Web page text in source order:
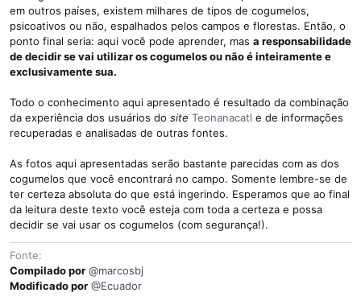
em outros países, existem milhares de tipos de cogumelos,
psicoativos ou não, espalhados pelos campos e florestas. Então, o
ponto final seria: aqui você pode aprender, mas a responsabilidade
de decidir se vai utilizar os cogumelos ou não é inteiramente e
exclusivamente sua.
Todo o conhecimento aqui apresentado é resultado da combinação
da experiência dos usuários do site Teonanacatl e de informações
recuperadas e analisadas de outras fontes.
As fotos aqui apresentadas serão bastante parecidas com as dos
cogumelos que você encontrará no campo. Somente lembre-se de
ter certeza absoluta do que está ingerindo. Esperamos que ao final
da leitura deste texto você esteja com toda a certeza e possa
decidir se vai usar os cogumelos (com segurança!).
Fonte
Compilado por @marcosbj
Modificado por @Ecuador